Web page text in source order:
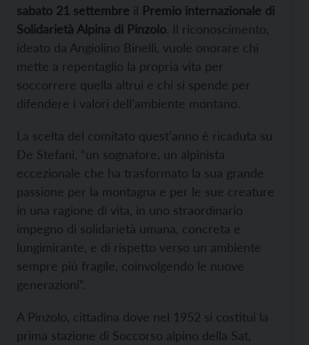
sabato 21 settembre il Premio internazionale di
Solidarietà Alpina di Pinzolo. Il riconoscimento,
ideato da Angiolino Binelli, vuole onorare chi
mette a repentaglio la propria vita per
soccorrere quella altrui e chi si spende per
difendere i valori dell’ambiente montano.
La scelta del comitato quest’anno è ricaduta su
De Stefani, “un sognatore, un alpinista
eccezionale che ha trasformato la sua grande
passione per la montagna e per le sue creature
in una ragione di vita, in uno straordinario
impegno di solidarietà umana, concreta e
lungimirante, e di rispetto verso un ambiente
sempre più fragile, coinvolgendo le nuove
generazioni”.
A Pinzolo, cittadina dove nel 1952 si costituì la
prima stazione di Soccorso alpino della Sat,